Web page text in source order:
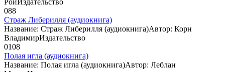
088
Страж Либерилля (аудиокнига)
Название: Страж Либерилля (аудиокнига)Автор: Корн
ВладимирИздательство
0108
Полая игла (аудиокнига)
Название: Полая игла (аудиокнига)Автор: Леблан